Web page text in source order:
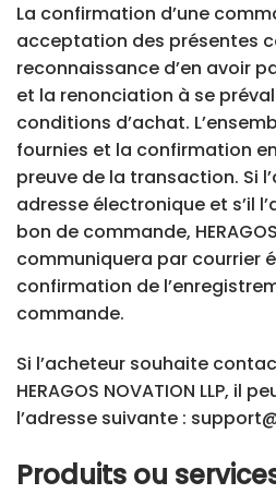
La confirmation d’une
acceptation des présentes
reconnaissance d’en avoir
et la renonciation à se
conditions d’achat.
fournies et la confirmation
preuve de la transaction. Si
adresse électronique et s’il
bon de commande, HERAGOS
communiquera par courrier
confirmation de
commande.
Si l’acheteur souhaite
HERAGOS NOVATION LLP, il
l’adresse suivante :
Produits ou